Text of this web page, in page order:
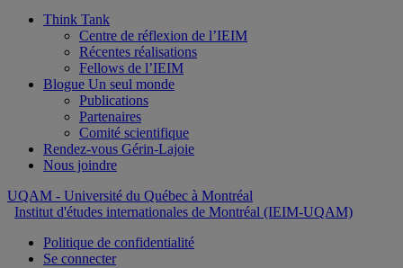
Think Tank
Centre de réflexion de l’IEIM
Récentes réalisations
Fellows de l’IEIM
Blogue Un seul monde
Publications
Partenaires
Comité scientifique
Rendez-vous Gérin-Lajoie
Nous joindre
UQAM - Université du Québec à Montréal
Institut d'études internationales de Montréal (IEIM-UQAM)
Politique de confidentialité
Se connecter